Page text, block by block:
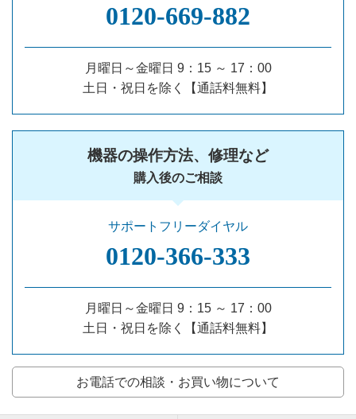
0120‐669‐882
月曜日～金曜日 9：15 ～ 17：00
土日・祝日を除く【通話料無料】
機器の操作方法、修理など
購入後のご相談
サポートフリーダイヤル
0120‐366‐333
月曜日～金曜日 9：15 ～ 17：00
土日・祝日を除く【通話料無料】
お電話での相談・お買い物について